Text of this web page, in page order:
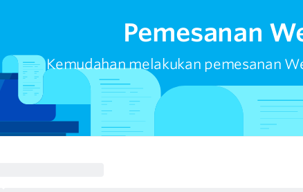
Pemesanan
Kemudahan melakukan pemesanan